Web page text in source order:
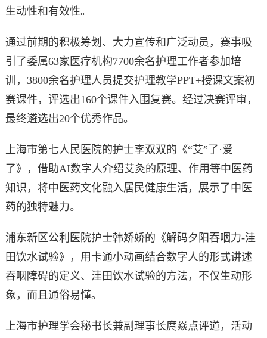
生动性和有效性。
通过前期的积极筹划、大力宣传和广泛动员，赛事吸
引了委属63家医疗机构7700余名护理工作者参加培
训，3800余名护理人员提交护理教学PPT+授课文案初
赛课件，评选出160个课件入围复赛。经过决赛评审，
最终遴选出20个优秀作品。
上海市第七人民医院的护士李双双的《“艾”了·爱
了》，借助AI数字人介绍艾灸的原理、作用等中医药
知识，将中医药文化融入居民健康生活，展示了中医
药的独特魅力。
浦东新区公利医院护士韩娇娇的《解码夕阳吞咽力-洼
田饮水试验》，用卡通小动画结合数字人的形式讲述
吞咽障碍的定义、洼田饮水试验的方法，不仅生动形
象，而且通俗易懂。
上海市护理学会秘书长兼副理事长庹焱点评道，活动